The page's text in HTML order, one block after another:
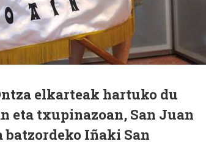
elkarteak hartuko du
eta txupinazoan, San Juan
Iñaki San